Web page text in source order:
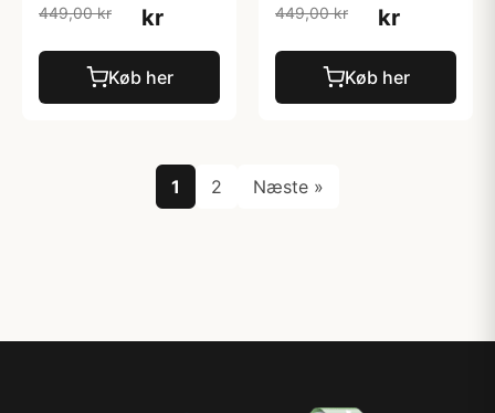
449,00 kr
kr
Køb her
449,00 kr
kr
Køb her
1 2 Næste »